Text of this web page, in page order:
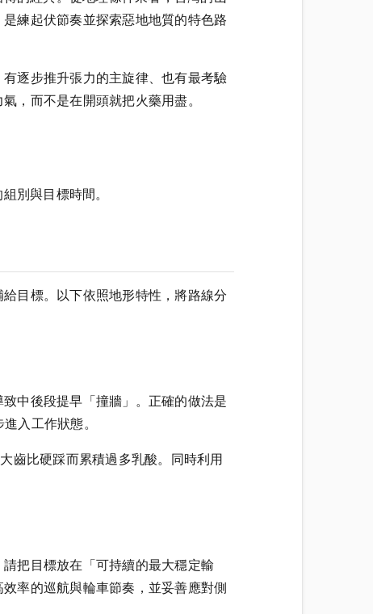
練起伏節奏並探索惡地地質的特色路
逐步推升張力的主旋律、也有最考驗
，而不是在開頭就把火藥用盡。
別與目標時間。
目標。以下依照地形特性，將路線分
中後段提早「撞牆」。正確的做法是
入工作狀態。
齒比硬踩而累積過多乳酸。同時利用
把目標放在「可持續的最大穩定輸
率的巡航與輪車節奏，並妥善應對側